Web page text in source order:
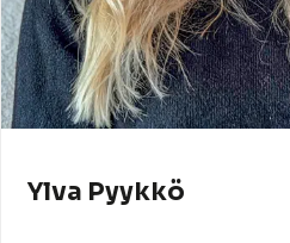
Ylva Pyykkö